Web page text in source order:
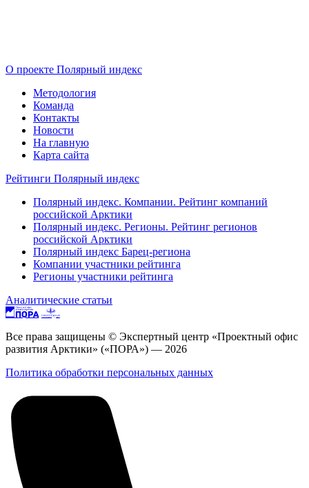
О проекте Полярный индекс
Методология
Команда
Контакты
Новости
На главную
Карта сайта
Рейтинги Полярный индекс
Полярный индекс. Компании. Рейтинг компаний
российской Арктики
Полярный индекс. Регионы. Рейтинг регионов
российской Арктики
Полярный индекс Барец-региона
Компании участники рейтинга
Регионы участники рейтинга
Аналитические статьи
Все права защищены © Экспертный центр «Проектный офис
развития Арктики» («ПОРА») — 2026
Политика обработки персональных данных